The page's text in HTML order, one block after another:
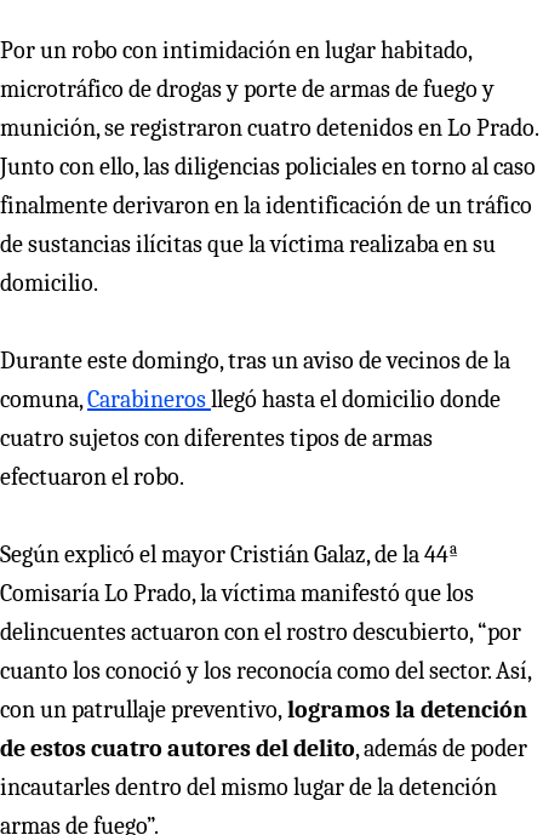
Por un robo con intimidación en lugar habitado,
microtráfico de drogas y porte de armas de fuego y
munición, se registraron cuatro detenidos en Lo Prado.
Junto con ello, las diligencias policiales en torno al caso
finalmente derivaron en la identificación de un tráfico
de sustancias ilícitas que la víctima realizaba en su
domicilio.
Durante este domingo, tras un aviso de vecinos de la
comuna,Carabinerosllegó hasta el domicilio donde
cuatro sujetos con diferentes tipos de armas
efectuaron el robo.
Según explicó el mayor Cristián Galaz, de la 44ª
Comisaría Lo Prado, la víctima manifestó que los
delincuentes actuaron con el rostro descubierto, “por
cuanto los conoció y los reconocía como del sector. Así,
con un patrullaje preventivo,logramos la detención
de estos cuatro autores del delito, además de poder
incautarles dentro del mismo lugar de la detención
armas de fuego”.